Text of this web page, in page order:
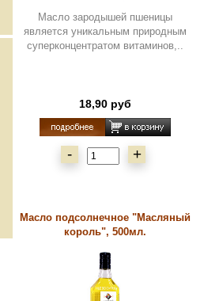
Масло зародышей пшеницы
является уникальным природным
суперконцентратом витаминов,..
18,90 руб
- +
Масло подсолнечное "Масляный
король", 500мл.